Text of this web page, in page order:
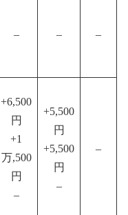
– – –
+6,500
円
+1
万,500
円
–
+5,500
円
+5,500
円
–
–